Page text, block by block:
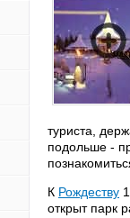
туриста,
подольше -
К Рождеству
открыт парк